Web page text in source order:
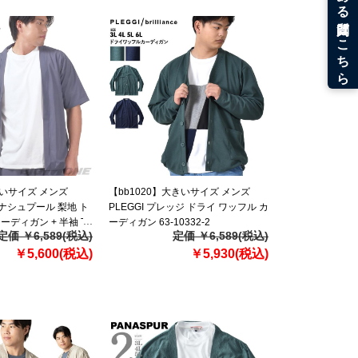
サイズ メンズ
シュプール 梨地 ト
ディガン + 半袖 T
ブル 5403-601z
価 ￥6,589(税込)
￥5,600(税込)
【bb1020】大きいサイズ メンズ
PLEGGI プレッジ ドライ ワッフル カ
ーディガン 63-10332-2
定価 ￥6,589(税込)
￥5,930(税込)